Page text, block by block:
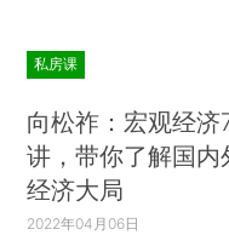
私房课
向松祚：宏观经济
讲，带你了解国内
经济大局
2022年04月06日